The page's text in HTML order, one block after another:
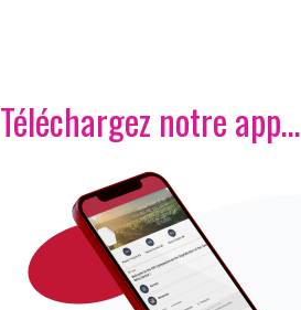
Téléchargez notre app…